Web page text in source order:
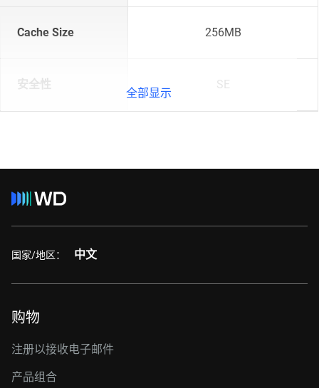
Cache Size 256MB
安全性 SE
全部显示
国家/地区： 中文
购物
注册以接收电子邮件
产品组合